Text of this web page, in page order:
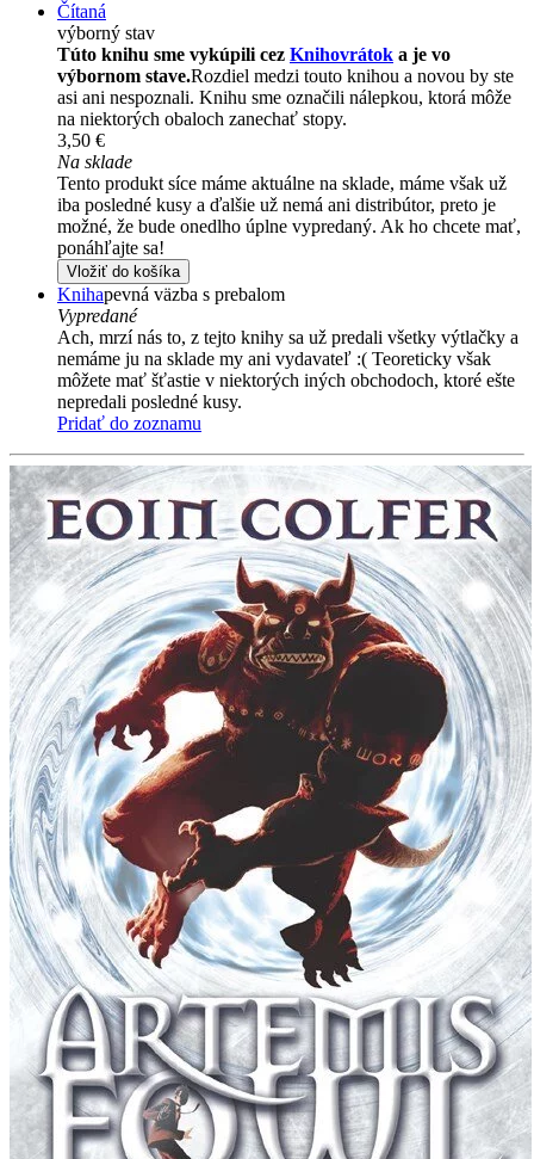
Čítaná
výborný stav
Túto knihu sme vykúpili cez Knihovrátok a je vo
výbornom stave.Rozdiel medzi touto knihou a novou by ste
asi ani nespoznali. Knihu sme označili nálepkou, ktorá môže
na niektorých obaloch zanechať stopy.
3,50 €
Na sklade
Tento produkt síce máme aktuálne na sklade, máme však už
iba posledné kusy a ďalšie už nemá ani distribútor, preto je
možné, že bude onedlho úplne vypredaný. Ak ho chcete mať,
ponáhľajte sa!
Vložiť do košíka
Knihapevná väzba s prebalom
Vypredané
Ach, mrzí nás to, z tejto knihy sa už predali všetky výtlačky a
nemáme ju na sklade my ani vydavateľ :( Teoreticky však
môžete mať šťastie v niektorých iných obchodoch, ktoré ešte
nepredali posledné kusy.
Pridať do zoznamu